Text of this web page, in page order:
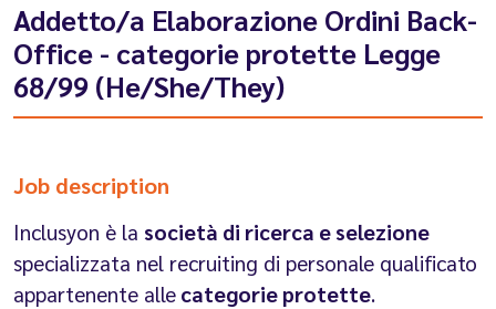
Addetto/a Elaborazione Ordini Back-
Office - categorie protette Legge
68/99 (He/She/They)
Job description
Inclusyon è la società di ricerca e selezione
specializzata nel recruiting di personale qualificato
appartenente alle categorie protette.